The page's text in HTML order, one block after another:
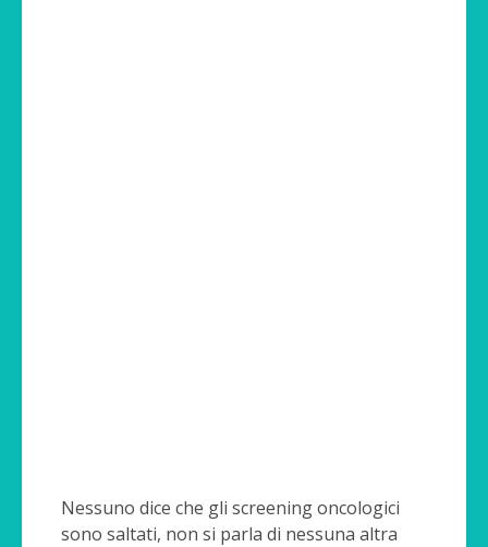
Nessuno dice che gli screening oncologici
sono saltati, non si parla di nessuna altra